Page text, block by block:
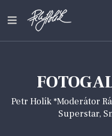
Petr Holík *Moderátor
Superstar,